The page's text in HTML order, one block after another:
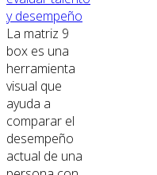
y desempeño
La matriz 9
box es una
herramienta
visual que
ayuda a
comparar el
desempeño
actual de una